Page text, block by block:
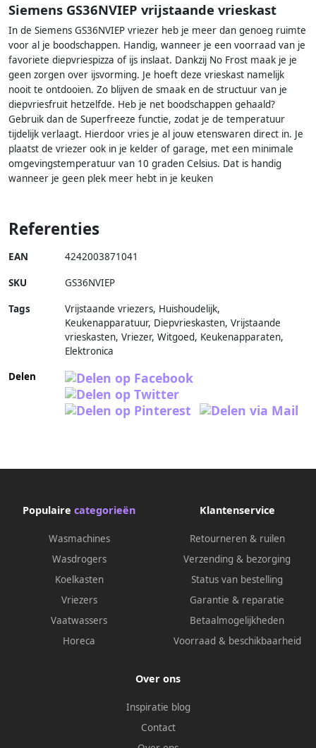
Siemens GS36NVIEP vrijstaande vrieskast
In de Siemens GS36NVIEP vriezer heb je meer dan genoeg ruimte
voor al je boodschappen. Handig, wanneer je een voorraad van je
favoriete diepvriespizza of ijs inslaat. Dankzij No Frost maak je je
geen zorgen over ijsvorming. Je hoeft deze vrieskast namelijk
nooit te ontdooien. Zo blijven de smaak en de structuur van je
diepvriesfruit hetzelfde. Heb je net boodschappen gehaald?
Gebruik dan de Superfreeze functie, zodat je de temperatuur
tijdelijk verlaagt. Hierdoor vries je al jouw etenswaren direct in. Je
plaatst de vriezer ook in je kelder of garage, met een minimale
omgevingstemperatuur van 10 graden Celsius. Dat is handig
wanneer je geen plek meer hebt in je keuken
Referenties
EAN 4242003871041
SKU GS36NVIEP
Tags
Vrijstaande vriezers, Huishoudelijk,
Keukenapparatuur, Diepvrieskasten, Vrijstaande
vrieskasten, Vriezer, Witgoed, Keukenapparaten,
Elektronica
Delen
Populaire categorieën
Wasmachines
Wasdrogers
Koelkasten
Vriezers
Vaatwassers
Horeca
Klantenservice
Retourneren & ruilen
Verzending & bezorging
Status van bestelling
Garantie & reparatie
Betaalmogelijkheden
Voorraad & beschikbaarheid
Over ons
Inspiratie blog
Contact